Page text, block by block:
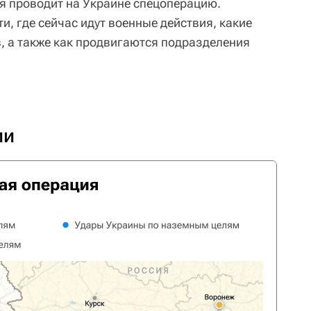
проводит на Украине спецоперацию.
где сейчас идут военные действия, какие
а также как продвигаются подразделения